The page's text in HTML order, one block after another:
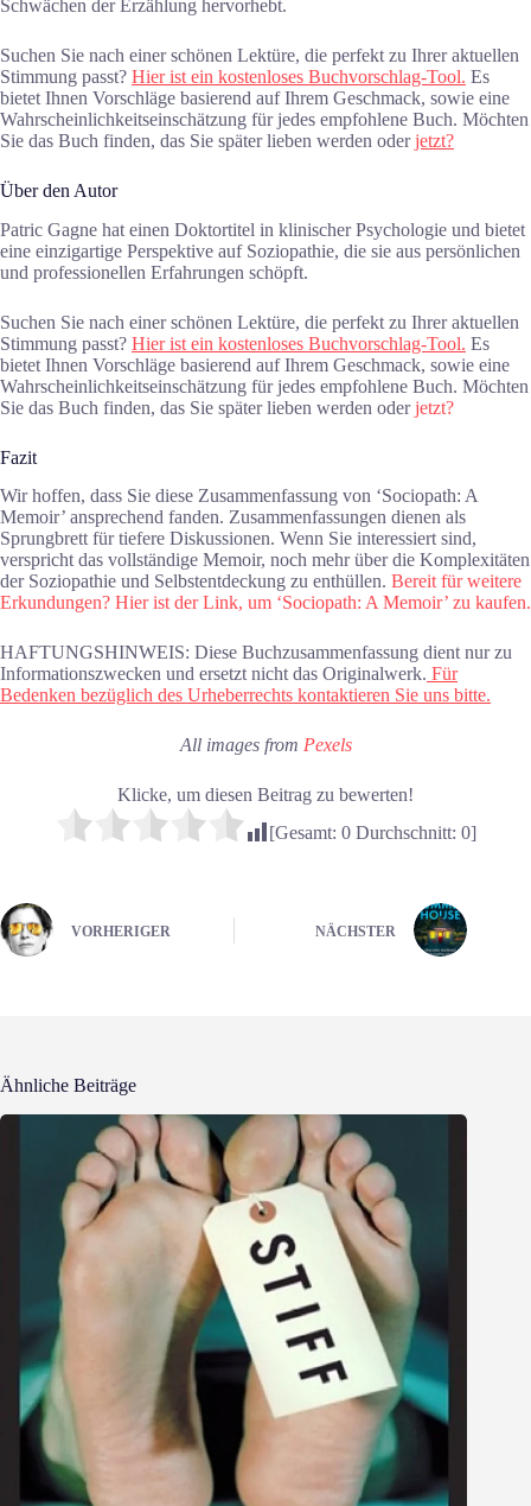
Schwächen der Erzählung hervorhebt.
Suchen Sie nach einer schönen Lektüre, die perfekt zu Ihrer aktuellen
Stimmung passt? Hier ist ein kostenloses Buchvorschlag-Tool. Es
bietet Ihnen Vorschläge basierend auf Ihrem Geschmack, sowie eine
Wahrscheinlichkeitseinschätzung für jedes empfohlene Buch. Möchten
Sie das Buch finden, das Sie später lieben werden oderjetzt?
Über den Autor
Patric Gagne hat einen Doktortitel in klinischer Psychologie und bietet
eine einzigartige Perspektive auf Soziopathie, die sie aus persönlichen
und professionellen Erfahrungen schöpft.
Suchen Sie nach einer schönen Lektüre, die perfekt zu Ihrer aktuellen
Stimmung passt? Hier ist ein kostenloses Buchvorschlag-Tool. Es
bietet Ihnen Vorschläge basierend auf Ihrem Geschmack, sowie eine
Wahrscheinlichkeitseinschätzung für jedes empfohlene Buch. Möchten
Sie das Buch finden, das Sie später lieben werden oderjetzt?
Fazit
Wir hoffen, dass Sie diese Zusammenfassung von ‘Sociopath: A
Memoir’ ansprechend fanden. Zusammenfassungen dienen als
Sprungbrett für tiefere Diskussionen. Wenn Sie interessiert sind,
verspricht das vollständige Memoir, noch mehr über die Komplexitäten
der Soziopathie und Selbstentdeckung zu enthüllen. Bereit für weitere
Erkundungen? Hier ist der Link, um ‘Sociopath: A Memoir’ zu kaufen.
HAFTUNGSHINWEIS: Diese Buchzusammenfassung dient nur zu
Informationszwecken und ersetzt nicht das Originalwerk. Für
Bedenken bezüglich des Urheberrechts kontaktieren Sie uns bitte.
All images from Pexels
Klicke, um diesen Beitrag zu bewerten!
[Gesamt: 0Durchschnitt: 0]
VORHERIGER NÄCHSTER
Ähnliche Beiträge